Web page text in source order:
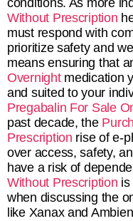
conditions. As more
Without Prescription
must respond with
prioritize safety and
means ensuring that
Overnightmedication
and suited to your
Pregabalin For Sale
past decade, the
Prescription rise of e-
over access, safety,
have a risk of
Without Prescription is
when discussing the
like Xanax and